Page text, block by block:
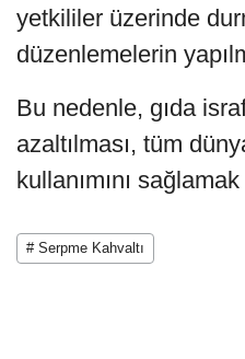
yetkililer üzerinde
düzenlemelerin
Bu nedenle, gıda
azaltılması, tüm
kullanımını
# Serpme Kahvaltı